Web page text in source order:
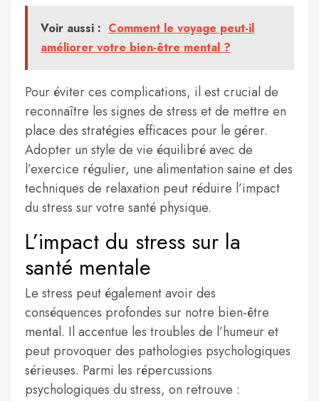
Voir aussi : Comment le voyage peut-il
améliorer votre bien-être mental ?
Pour éviter ces complications, il est crucial de
reconnaître les signes de stress et de mettre en
place des stratégies efficaces pour le gérer.
Adopter un style de vie équilibré avec de
l’exercice régulier, une alimentation saine et des
techniques de relaxation peut réduire l’impact
du stress sur votre santé physique.
L’impact du stress sur la
santé mentale
Le stress peut également avoir des
conséquences profondes sur notre bien-être
mental. Il accentue les troubles de l’humeur et
peut provoquer des pathologies psychologiques
sérieuses. Parmi les répercussions
psychologiques du stress, on retrouve :